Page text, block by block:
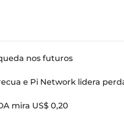
nos futuros
e Pi Network lidera
mira US$ 0,20